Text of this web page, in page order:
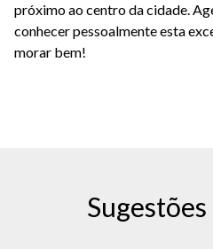
próximo ao centro da cidade.
conhecer pessoalmente esta
morar bem!